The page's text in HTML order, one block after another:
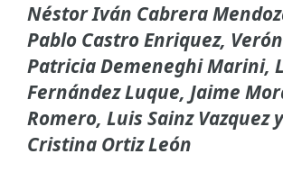
Néstor Iván Cabrera
Pablo Castro Enriquez,
Patricia Demeneghi Marini,
Fernández Luque, Jaime
Romero, Luis Sainz Vazquez
Cristina Ortiz León